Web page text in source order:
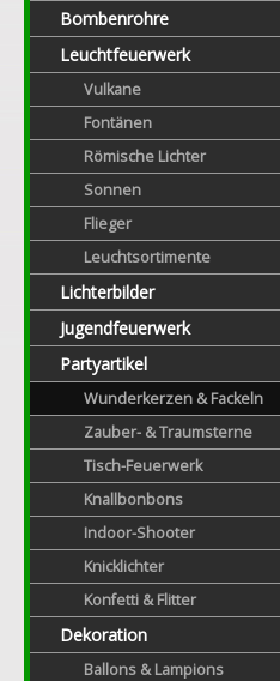
Bombenrohre
Leuchtfeuerwerk
Vulkane
Fontänen
Römische Lichter
Sonnen
Flieger
Leuchtsortimente
Lichterbilder
Jugendfeuerwerk
Partyartikel
Wunderkerzen & Fackeln
Zauber- & Traumsterne
Tisch-Feuerwerk
Knallbonbons
Indoor-Shooter
Knicklichter
Konfetti & Flitter
Dekoration
Ballons & Lampions